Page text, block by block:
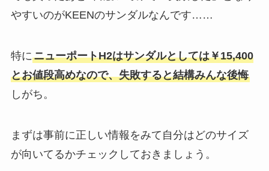
やすいのがKEENのサンダルなんです……
特にニューポートH2はサンダルとしては￥15,400
とお値段高めなので、失敗すると結構みんな後悔
しがち。
まずは事前に正しい情報をみて自分はどのサイズ
が向いてるかチェックしておきましょう。